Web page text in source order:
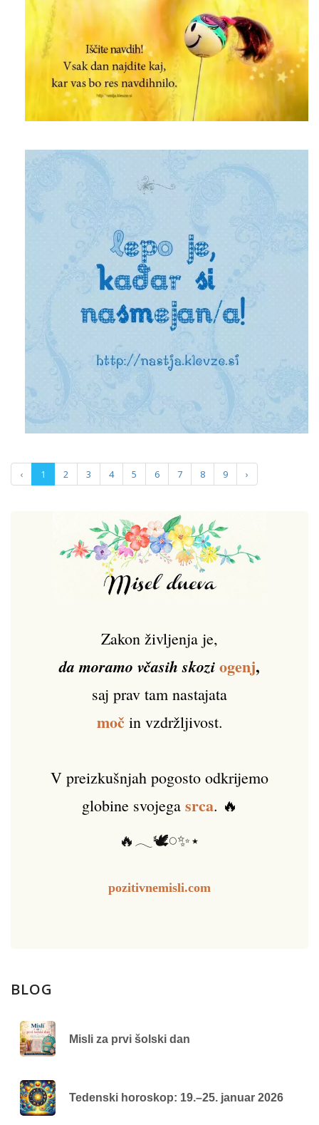
‹ 1 2 3 4 5 6 7 8 9 ›
Zakon življenja je,
da moramo včasih skoziogenj,
saj prav tam nastajata
močin vzdržljivost.
V preizkušnjah pogosto odkrijemo
globine svojega srca. 🔥
🔥𓂃🕊️𓏸✨⋆
pozitivnemisli.com
BLOG
Misli za prvi šolski dan
Tedenski horoskop: 19.–25. januar 2026